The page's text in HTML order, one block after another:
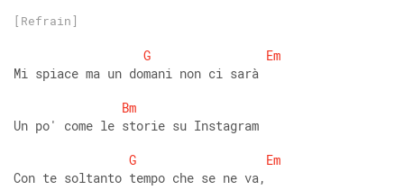
[Refrain]
G
Em
Mi spiace ma un domani non ci sarà
Bm
Un po' come le storie su Instagram
G
Em
Con te soltanto tempo che se ne va,